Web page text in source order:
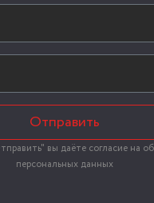
Отправить
вы даёте согласие на
персональных данных